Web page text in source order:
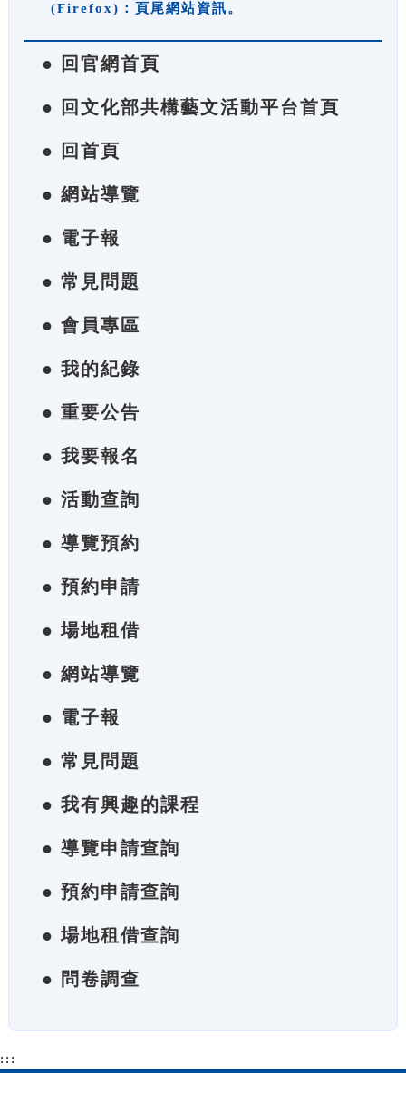
(Firefox)：頁尾網站資訊。
● 回官網首頁
● 回文化部共構藝文活動平台首頁
● 回首頁
● 網站導覽
● 電子報
● 常見問題
● 會員專區
● 我的紀錄
● 重要公告
● 我要報名
● 活動查詢
● 導覽預約
● 預約申請
● 場地租借
● 網站導覽
● 電子報
● 常見問題
● 我有興趣的課程
● 導覽申請查詢
● 預約申請查詢
● 場地租借查詢
● 問卷調查
:::